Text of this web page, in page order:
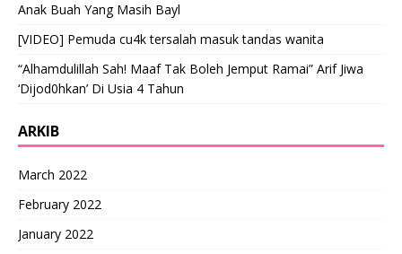
Anak Buah Yang Masih Bayl
[VIDEO] Pemuda cu4k tersalah masuk tandas wanita
“Alhamdulillah Sah! Maaf Tak Boleh Jemput Ramai” Arif Jiwa
‘Dijod0hkan’ Di Usia 4 Tahun
ARKIB
March 2022
February 2022
January 2022